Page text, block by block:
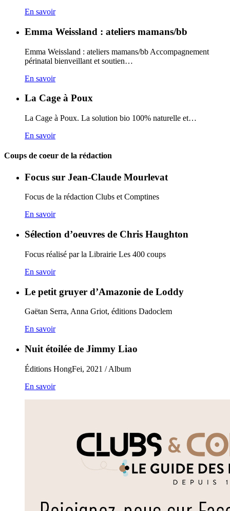
En savoir
Emma Weissland : ateliers mamans/bb
Emma Weissland : ateliers mamans/bb Accompagnement
périnatal bienveillant et soutien…
En savoir
La Cage à Poux
La Cage à Poux. La solution bio 100% naturelle et…
En savoir
Coups de coeur de la rédaction
Focus sur Jean-Claude Mourlevat
Focus de la rédaction Clubs et Comptines
En savoir
Sélection d’oeuvres de Chris Haughton
Focus réalisé par la Librairie Les 400 coups
En savoir
Le petit gruyer d’Amazonie de Loddy
Gaëtan Serra, Anna Griot, éditions Dadoclem
En savoir
Nuit étoilée de Jimmy Liao
Éditions HongFei, 2021 / Album
En savoir